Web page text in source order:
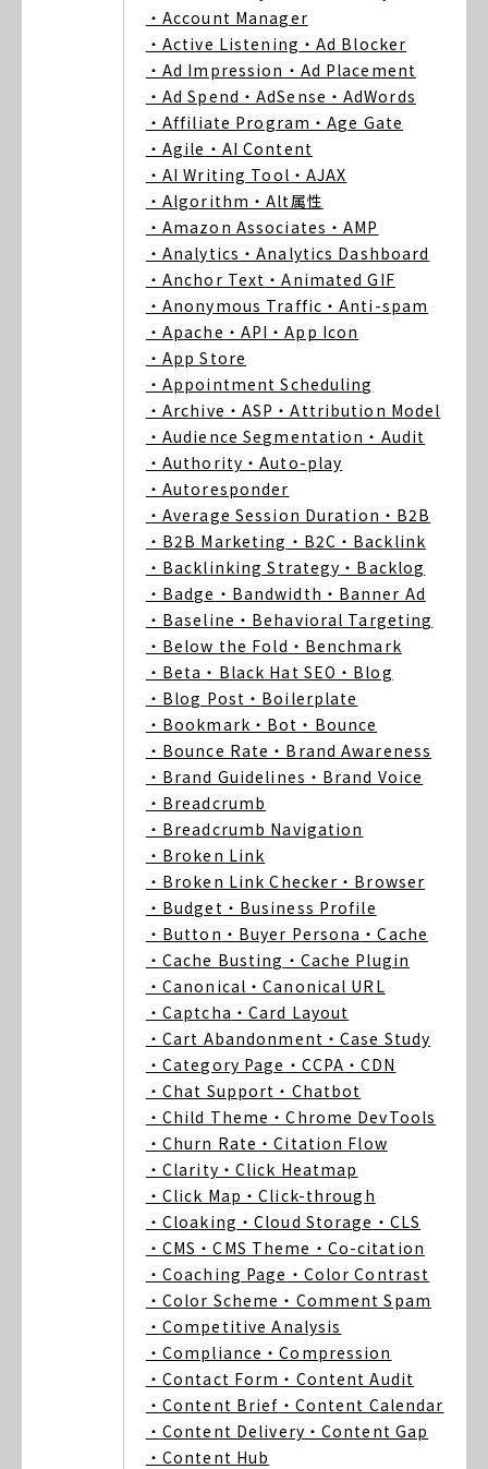
・Account Manager
・Active Listening ・Ad Blocker
・Ad Impression ・Ad Placement
・Ad Spend ・AdSense ・AdWords
・Affiliate Program ・Age Gate
・Agile ・AI Content
・AI Writing Tool ・AJAX
・Algorithm ・Alt属性
・Amazon Associates ・AMP
・Analytics ・Analytics Dashboard
・Anchor Text ・Animated GIF
・Anonymous Traffic ・Anti-spam
・Apache ・API ・App Icon
・App Store
・Appointment Scheduling
・Archive ・ASP ・Attribution Model
・Audience Segmentation ・Audit
・Authority ・Auto-play
・Autoresponder
・Average Session Duration ・B2B
・B2B Marketing ・B2C ・Backlink
・Backlinking Strategy ・Backlog
・Badge ・Bandwidth ・Banner Ad
・Baseline ・Behavioral Targeting
・Below the Fold ・Benchmark
・Beta ・Black Hat SEO ・Blog
・Blog Post ・Boilerplate
・Bookmark ・Bot ・Bounce
・Bounce Rate ・Brand Awareness
・Brand Guidelines ・Brand Voice
・Breadcrumb
・Breadcrumb Navigation
・Broken Link
・Broken Link Checker ・Browser
・Budget ・Business Profile
・Button ・Buyer Persona ・Cache
・Cache Busting ・Cache Plugin
・Canonical ・Canonical URL
・Captcha ・Card Layout
・Cart Abandonment ・Case Study
・Category Page ・CCPA ・CDN
・Chat Support ・Chatbot
・Child Theme ・Chrome DevTools
・Churn Rate ・Citation Flow
・Clarity ・Click Heatmap
・Click Map ・Click-through
・Cloaking ・Cloud Storage ・CLS
・CMS ・CMS Theme ・Co-citation
・Coaching Page ・Color Contrast
・Color Scheme ・Comment Spam
・Competitive Analysis
・Compliance ・Compression
・Contact Form ・Content Audit
・Content Brief ・Content Calendar
・Content Delivery ・Content Gap
・Content Hub